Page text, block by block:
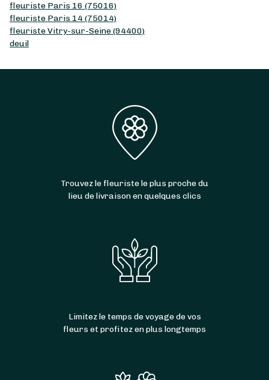
fleuriste Paris 16 (75016)
fleuriste Paris 14 (75014)
fleuriste Vitry-sur-Seine (94400)
deuil
Trouvez le fleuriste le plus proche du
lieu de livraison en quelques clics
Limitez le temps de voyage de vos
fleurs et profitez en plus longtemps